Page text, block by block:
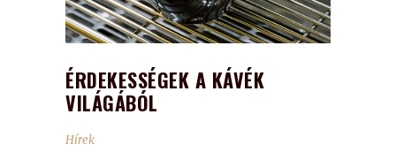
ÉRDEKESSÉGEK A KÁVÉK
VILÁGÁBÓL
Hírek